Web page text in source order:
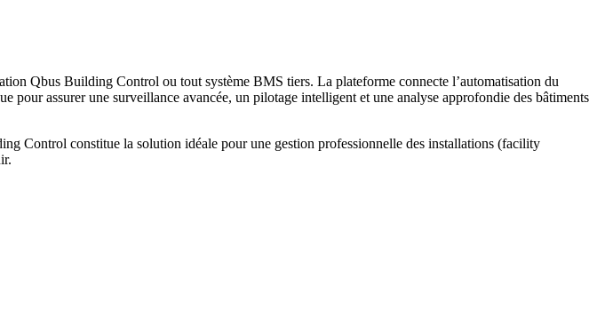
Qbus Building Control ou tout système BMS tiers. La plateforme connecte l’automatisation du
pour assurer une surveillance avancée, un pilotage intelligent et une analyse approfondie des bâtiments
Control constitue la solution idéale pour une gestion professionnelle des installations (facility